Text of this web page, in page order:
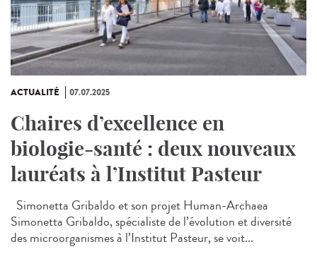
ACTUALITÉ 07.07.2025
Chaires d’excellence en
biologie-santé : deux nouveaux
lauréats à l’Institut Pasteur
Simonetta Gribaldo et son projet Human-Archaea
Simonetta Gribaldo, spécialiste de l’évolution et diversité
des microorganismes à l’Institut Pasteur, se voit...